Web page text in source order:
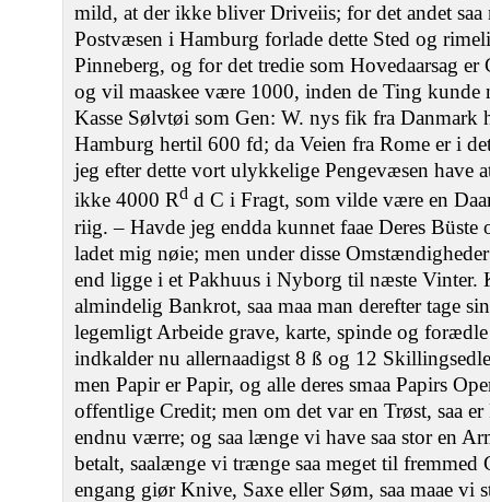
mild, at der ikke bliver Driveiis; for det andet saa
Postvæsen i Hamburg forlade dette Sted og
Pinneberg, og for det tredie som Hovedaarsag
og vil maaskee være 1000, inden de Ting kunde
Kasse Sølvtøi som Gen: W. nys fik fra Danmark
Hamburg hertil 600 fd; da Veien fra Rome er i
jeg efter dette vort ulykkelige Pengevæsen have
ikke 4000 Rd d C i Fragt, som vilde være en
riig. – Havde jeg endda kunnet faae Deres Büste
ladet mig nøie; men under disse
end ligge i et Pakhuus i Nyborg til næste Vinter.
almindelig Bankrot, saa maa man derefter tage
legemligt Arbeide grave, karte, spinde og
indkalder nu allernaadigst 8 ß og 12
men Papir er Papir, og alle deres smaa Papirs
offentlige Credit; men om det var en Trøst, saa
endnu værre; og saa længe vi have saa stor en
betalt, saalænge vi trænge saa meget til fremmed
engang giør Knive, Saxe eller Søm, saa maae vi